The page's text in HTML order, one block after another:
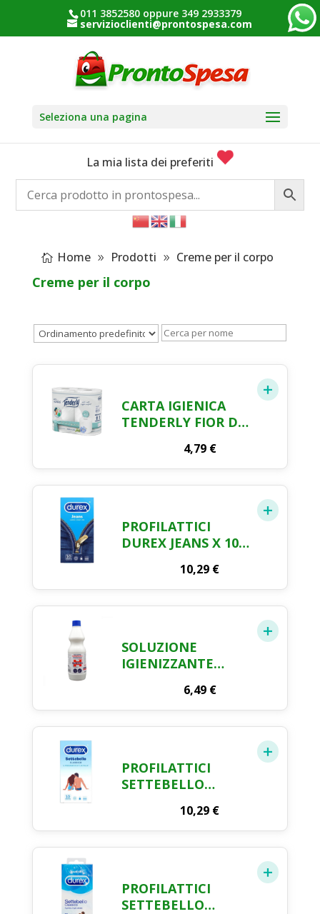
011 3852580 oppure 349 2933379
servizioclienti@prontospesa.com
Seleziona una pagina
La mia lista dei preferiti
Home Prodotti Creme per il corpo
Creme per il corpo
CARTA IGIENICA
TENDERLY FIOR DI
4,79 €
PROFILATTICI
DUREX JEANS X 10
10,29 €
SOLUZIONE
IGIENIZZANTE
6,49 €
PROFILATTICI
SETTEBELLO
10,29 €
PROFILATTICI
SETTEBELLO